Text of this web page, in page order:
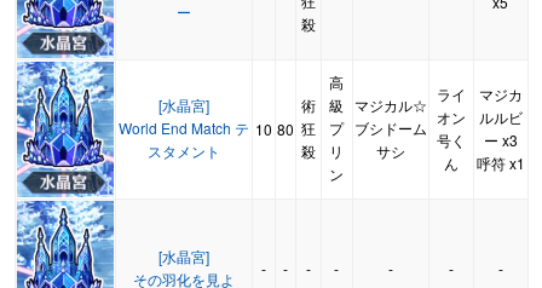
ー
殺
[水晶宮]
World End Match テ
スタメント
10 80
術
狂
殺
高
級
プ
リ
ン
マジカル☆
ブシドーム
サシ
ライ
オン
号く
ん
マジカ
ルルビ
ー x3
呼符 x1
[水晶宮]
その羽化を見よ
- - - - - - -